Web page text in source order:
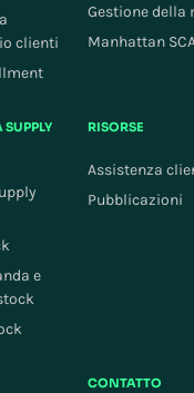
clienti
Gestione della
Manhattan
e
RISORSE
Assistenza
Pubblicazioni
CONTATTO